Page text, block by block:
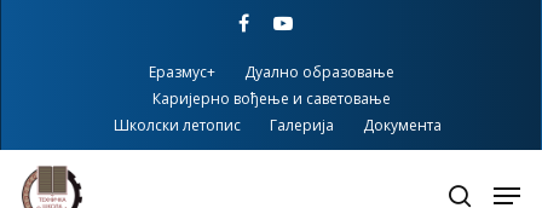
facebookyoutube
Еразмус+
Дуално образовање
Каријерно вођење и саветовање
Школски летопис
Галерија Документа